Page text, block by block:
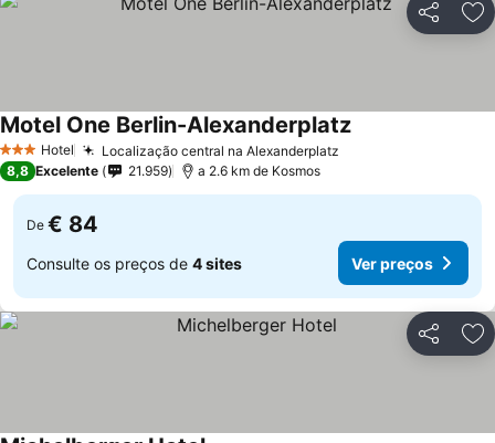
Partilhar
3 EstrelasHotel Localização central na Alexanderplatz
Motel One Berlin-AlexanderplatzVer preços
8,8 Excelente 21.959 a 2.6 km de Kosmos
De € 84
Consulte os preços de 4 sites Ver preços
Partilhar